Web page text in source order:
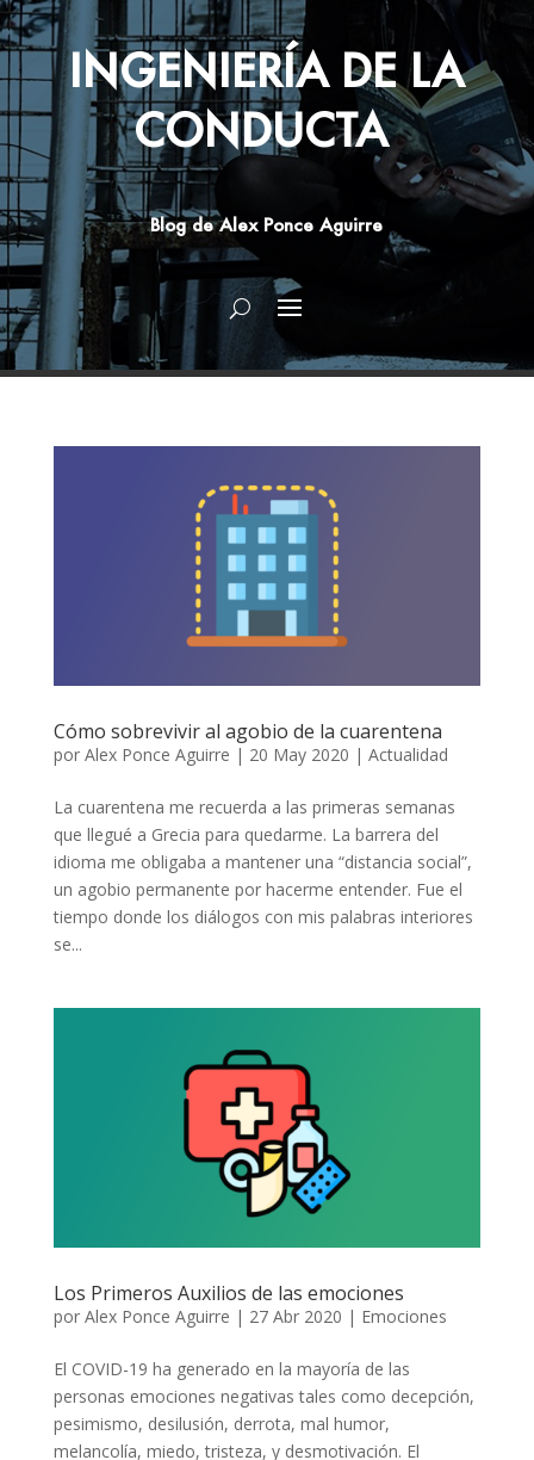
INGENIERÍA DE LA
CONDUCTA
Blog de Alex Ponce Aguirre
Cómo sobrevivir al agobio de la cuarentena
por Alex Ponce Aguirre | 20 May 2020 | Actualidad
La cuarentena me recuerda a las primeras semanas
que llegué a Grecia para quedarme. La barrera del
idioma me obligaba a mantener una “distancia social”,
un agobio permanente por hacerme entender. Fue el
tiempo donde los diálogos con mis palabras interiores
se...
Los Primeros Auxilios de las emociones
por Alex Ponce Aguirre | 27 Abr 2020 | Emociones
El COVID-19 ha generado en la mayoría de las
personas emociones negativas tales como decepción,
pesimismo, desilusión, derrota, mal humor,
melancolía, miedo, tristeza, y desmotivación. El